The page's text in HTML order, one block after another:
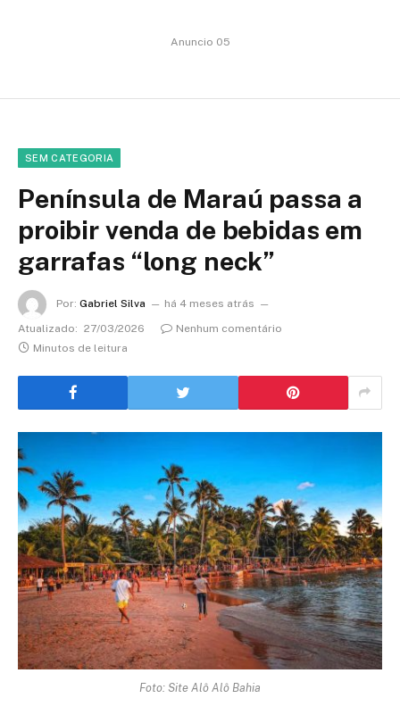
Anuncio 05
SEM CATEGORIA
Península de Maraú passa a
proibir venda de bebidas em
garrafas “long neck”
Por: Gabriel Silva
há 4 meses atrás
Atualizado: 27/03/2026
Nenhum comentário
Minutos de leitura
Foto: Site Alô Alô Bahia